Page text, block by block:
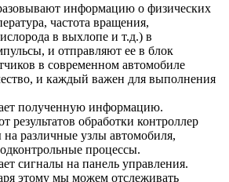
информацию о физических
частота вращения,
в выхлопе и т.д.) в
и отправляют ее в блок
в современном автомобиле
и каждый важен для выполнения
полученную информацию.
результатов обработки контроллер
различные узлы автомобиля,
процессы.
сигналы на панель управления.
этому мы можем отслеживать